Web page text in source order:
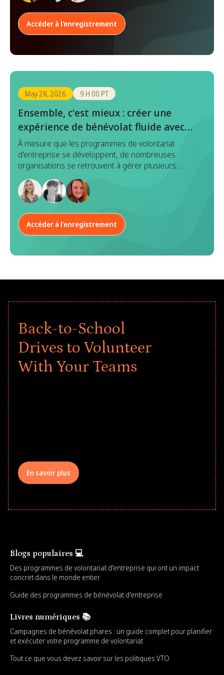
Accéder à l'enregistrement
May 28, 2026 9 H 00 PT
Ensemble, c'est mieux : créer une
expérience de bénévolat fluide avec
Benevity x Goodera
À mesure que les programmes de volontariat
d'entreprise se développent, de nombreuses
organisations se retrouvent à gérer plusieurs
plateformes en matière de découverte, d'inscription,
d'exécution et de reporting d'événements. Bien que
chaque outil ait un objectif, cette approche
efforts, des données incohérentes et une
expérience disparate à la fois pour les responsables
Accéder à l'enregistrement
Back-to-School
Drives to Volunteer
With Your Teams
En savoir plus
Blogs populaires 💻
Des programmes de volontariat d'entreprise qui ont un impact
concret dans le monde entier
Guide des programmes de bénévolat d'entreprise
Livres numériques 📚
Campagnes de bénévolat phares : un guide complet pour planifier
et exécuter votre programme de volontariat
Tout ce que vous devez savoir sur les politiques VTO